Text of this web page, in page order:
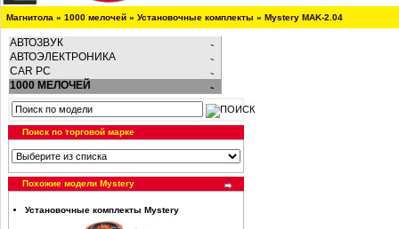
Магнитола » 1000 мелочей » Установочные комплекты » Mystery MAK-2.04
АВТОЗВУК
АВТОЭЛЕКТРОНИКА
CAR PC
1000 МЕЛОЧЕЙ
Поиск по торговой марке
Похожие модели Mystery
Установочные комплекты Mystery